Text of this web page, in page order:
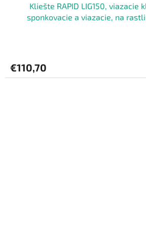
Kliešte RAPID LIG150, viazacie
sponkovacie a viazacie, na
€110,70